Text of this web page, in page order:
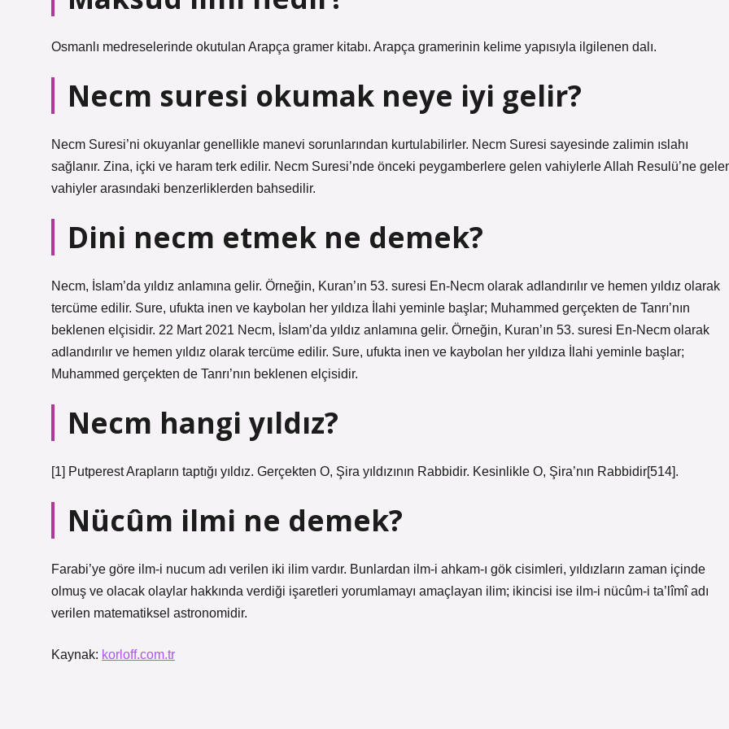
Osmanlı medreselerinde okutulan Arapça gramer kitabı. Arapça gramerinin kelime yapısıyla ilgilenen dalı.
Necm suresi okumak neye iyi gelir?
Necm Suresi’ni okuyanlar genellikle manevi sorunlarından kurtulabilirler. Necm Suresi sayesinde zalimin ıslahı
sağlanır. Zina, içki ve haram terk edilir. Necm Suresi’nde önceki peygamberlere gelen vahiylerle Allah Resulü’ne
vahiyler arasındaki benzerliklerden bahsedilir.
Dini necm etmek ne demek?
Necm, İslam’da yıldız anlamına gelir. Örneğin, Kuran’ın 53. suresi En-Necm olarak adlandırılır ve hemen yıldız olarak
tercüme edilir. Sure, ufukta inen ve kaybolan her yıldıza İlahi yeminle başlar; Muhammed gerçekten de Tanrı’nın
beklenen elçisidir. 22 Mart 2021 Necm, İslam’da yıldız anlamına gelir. Örneğin, Kuran’ın 53. suresi En-Necm olarak
adlandırılır ve hemen yıldız olarak tercüme edilir. Sure, ufukta inen ve kaybolan her yıldıza İlahi yeminle başlar;
Muhammed gerçekten de Tanrı’nın beklenen elçisidir.
Necm hangi yıldız?
[1] Putperest Arapların taptığı yıldız. Gerçekten O, Şira yıldızının Rabbidir. Kesinlikle O, Şira’nın Rabbidir[514].
Nücûm ilmi ne demek?
Farabi’ye göre ilm-i nucum adı verilen iki ilim vardır. Bunlardan ilm-i ahkam-ı gök cisimleri, yıldızların zaman içinde
olmuş ve olacak olaylar hakkında verdiği işaretleri yorumlamayı amaçlayan ilim; ikincisi ise ilm-i nücûm-i ta’lîmî adı
verilen matematiksel astronomidir.
Kaynak: korloff.com.tr